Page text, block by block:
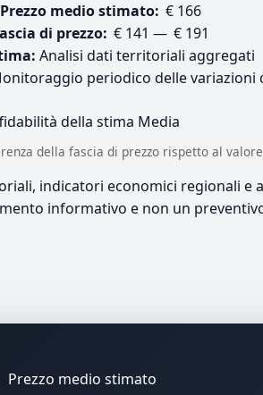
Prezzo medio stimato: € 166
di prezzo: € 141 — € 191
Analisi dati territoriali aggregati
periodico delle variazioni
della stima Media
della fascia di prezzo rispetto al
indicatori economici regionali e
informativo e non un
Prezzo medio stimato